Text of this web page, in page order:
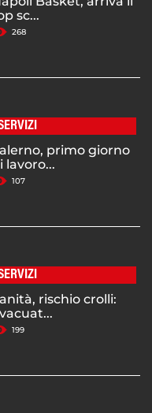
sc...
268
primo giorno
lavoro...
107
rischio crolli:
199